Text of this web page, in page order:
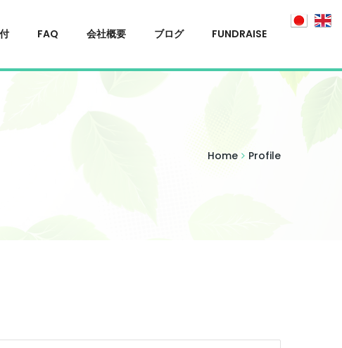
FAQ 会社概要 ブログ FUNDRAISE
Home Profile